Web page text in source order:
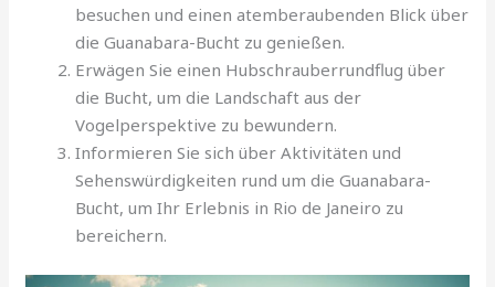
besuchen und einen atemberaubenden Blick über
die Guanabara-Bucht zu genießen.
Erwägen Sie einen Hubschrauberrundflug über
die Bucht, um die Landschaft aus der
Vogelperspektive zu bewundern.
Informieren Sie sich über Aktivitäten und
Sehenswürdigkeiten rund um die Guanabara-
Bucht, um Ihr Erlebnis in Rio de Janeiro zu
bereichern.